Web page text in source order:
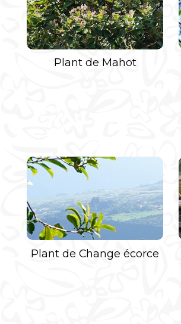
Plant de Mahot
Plant de Change écorce